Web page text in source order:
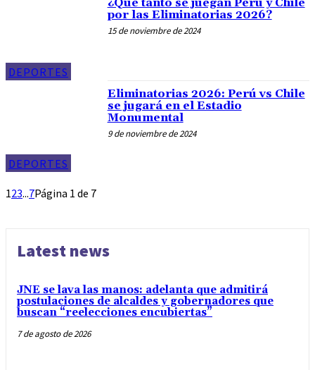
DEPORTES
por las Eliminatorias 2026?
15 de noviembre de 2024
DEPORTES
Eliminatorias 2026: Perú vs Chile
se jugará en el Estadio
Monumental
9 de noviembre de 2024
123...7Página 1 de 7
Latest news
JNE se lava las manos: adelanta que admitirá
postulaciones de alcaldes y gobernadores que
buscan “reelecciones encubiertas”
7 de agosto de 2026